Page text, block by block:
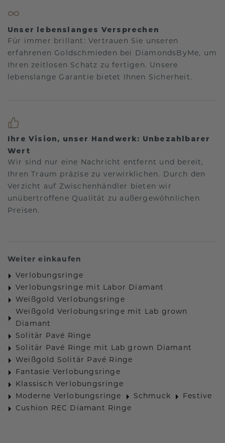
Unser lebenslanges Versprechen
Für immer brillant: Vertrauen Sie unseren
erfahrenen Goldschmieden bei DiamondsByMe, um
Ihren zeitlosen Schatz zu fertigen. Unsere
lebenslange Garantie bietet Ihnen Sicherheit.
Ihre Vision, unser Handwerk: Unbezahlbarer
Wert
Wir sind nur eine Nachricht entfernt und bereit,
Ihren Traum präzise zu verwirklichen. Durch den
Verzicht auf Zwischenhändler bieten wir
unübertroffene Qualität zu außergewöhnlichen
Preisen.
Weiter einkaufen
Verlobungsringe
Verlobungsringe mit Labor Diamant
Weißgold Verlobungsringe
Weißgold Verlobungsringe mit Lab grown
Diamant
Solitär Pavé Ringe
Solitär Pavé Ringe mit Lab grown Diamant
Weißgold Solitär Pavé Ringe
Fantasie Verlobungsringe
Klassisch Verlobungsringe
Moderne Verlobungsringe
Schmuck
Festive
Cushion REC Diamant Ringe